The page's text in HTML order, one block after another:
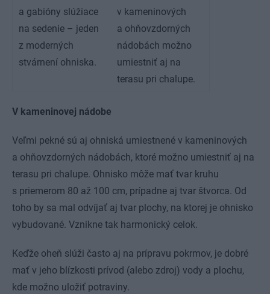
a gabióny slúžiace
na sedenie – jeden
z moderných
stvárnení ohniska.
v kameninových
a ohňovzdorných
nádobách možno
umiestniť aj na
terasu pri chalupe.
V kameninovej nádobe
Veľmi pekné sú aj ohniská umiestnené v kameninových
a ohňovzdorných nádobách, ktoré možno umiestniť aj na
terasu pri chalupe. Ohnisko môže mať tvar kruhu
s priemerom 80 až 100 cm, prípadne aj tvar štvorca. Od
toho by sa mal odvíjať aj tvar plochy, na ktorej je ohnisko
vybudované. Vznikne tak harmonický celok.
Keďže oheň slúži často aj na prípravu pokrmov, je dobré
mať v jeho blízkosti prívod (alebo zdroj) vody a plochu,
kde možno uložiť potraviny.